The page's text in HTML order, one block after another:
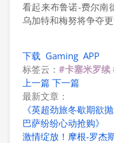
看起来布鲁诺-费尔南
乌加特和梅努将争夺更
下载 Gaming APP
标签云： #卡塞米罗续
上一篇 下一篇
最新文章：
《英超劲旅冬歇期欲
巴萨纷纷心动抢购》
激情绽放！摩根-罗杰